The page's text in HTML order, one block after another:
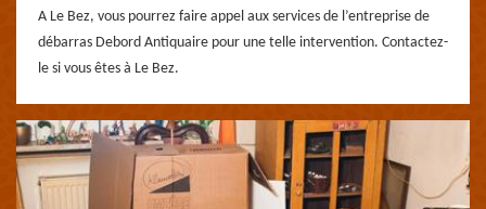
A Le Bez, vous pourrez faire appel aux services de l’entreprise de
débarras Debord Antiquaire pour une telle intervention. Contactez-
le si vous êtes à Le Bez.